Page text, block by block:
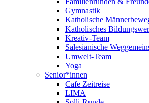
Gymnastik
Katholische
Katholisches
Kreativ-Team
Salesianische
Umwelt-Team
Yoga
Senior*innen
Cafe Zeitreise
LIMA